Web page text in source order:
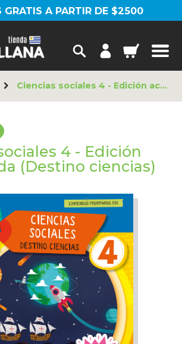
GRATIS A PARTIR DE $2500
Ciencias sociales 4 - Edición actualizada (Destino ciencias)
4 - Edición
(Destino ciencias)